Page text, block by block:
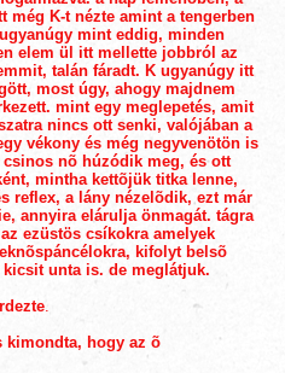
még K-t nézte amint a tengerben
mint eddig, minden
elem ül itt mellette jobbról az
talán fáradt. K ugyanúgy itt
most úgy, ahogy majdnem
mint egy meglepetés, amit
nincs ott senki, valójában a
vékony és még negyvenötön is
nõ húzódik meg, és ott
mintha kettõjük titka lenne,
reflex, a lány nézelõdik, ezt már
annyira elárulja önmagát. tágra
ezüstös csíkokra amelyek
kifolyt belsõ
unta is. de meglátjuk.
.
kimondta, hogy az õ